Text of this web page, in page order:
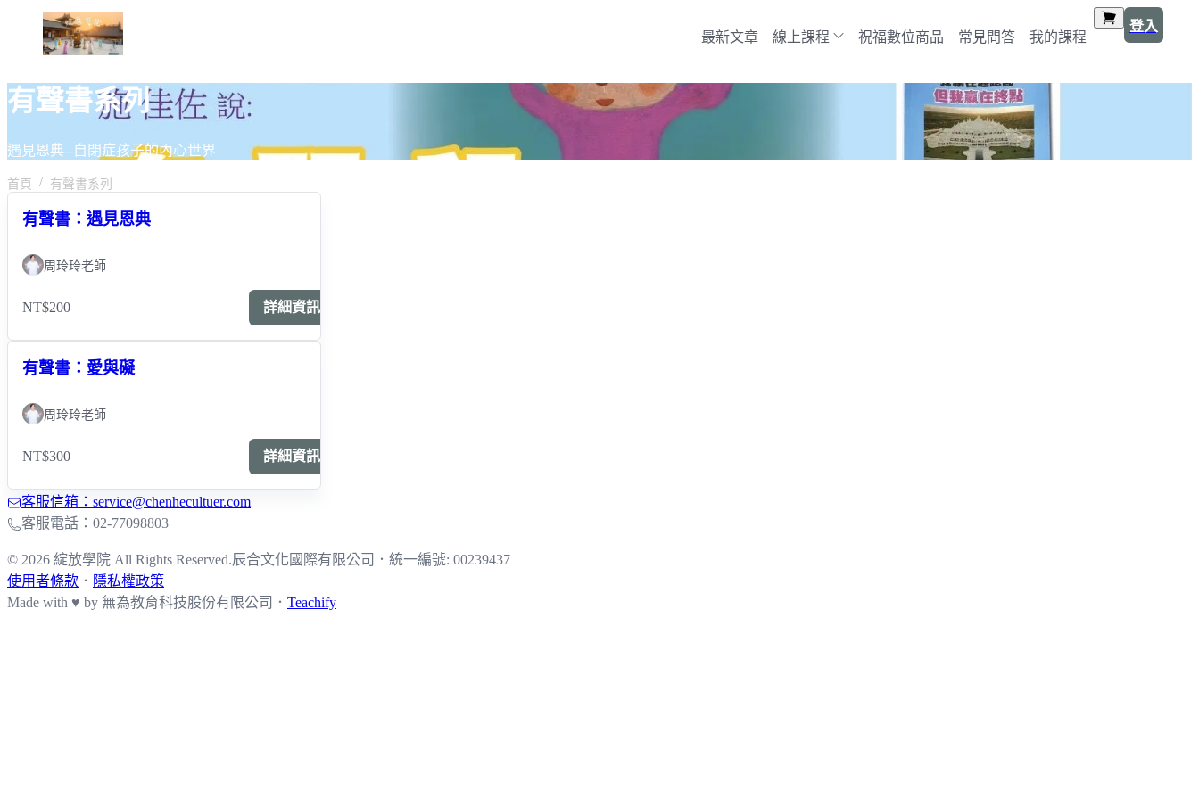
最新文章 線上課程 祝福數位商品 常見問答 我的課程
登入
有聲書系列
遇見恩典--自閉症孩子的內心世界
首頁 有聲書系列
有聲書：遇見恩典
周玲玲老師
NT$200 詳細資訊
有聲書：愛與礙
周玲玲老師
NT$300 詳細資訊
客服信箱：service@chenhecultuer.com
客服電話：02-77098803
© 2026 綻放學院 All Rights Reserved.辰合文化國際有限公司 ． 統一編號: 00239437
使用者條款 ． 隱私權政策
Made with ♥ by 無為教育科技股份有限公司． Teachify